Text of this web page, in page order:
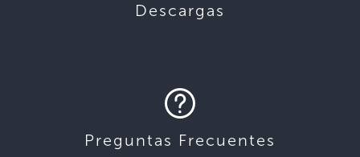
Descargas
Preguntas Frecuentes